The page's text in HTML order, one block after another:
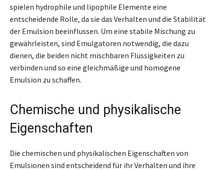
spielen hydrophile und lipophile Elemente eine
entscheidende Rolle, da sie das Verhalten und die Stabilität
der Emulsion beeinflussen. Um eine stabile Mischung zu
gewährleisten, sind Emulgatoren notwendig, die dazu
dienen, die beiden nicht mischbaren Flüssigkeiten zu
verbinden und so eine gleichmäßige und homogene
Emulsion zu schaffen.
Chemische und physikalische
Eigenschaften
Die chemischen und physikalischen Eigenschaften von
Emulsionen sind entscheidend für ihr Verhalten und ihre